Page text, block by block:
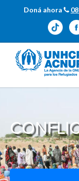
Doná ahora